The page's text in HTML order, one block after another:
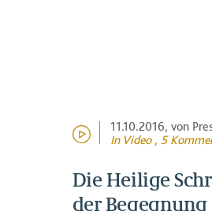
11.10.2016, von
In Video , 5
Die Heilige
der Begegnung